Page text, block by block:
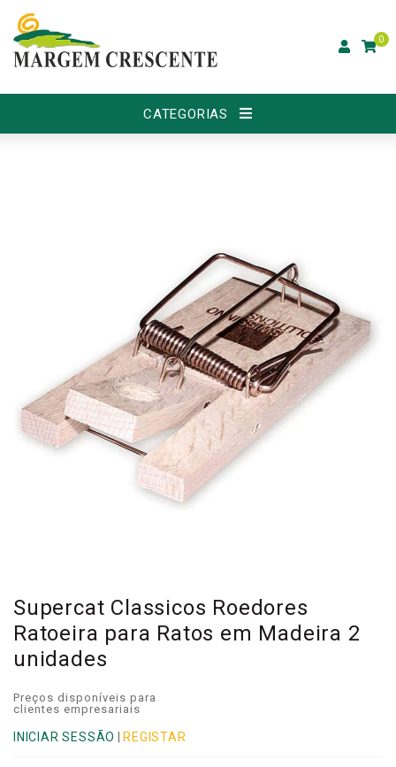
0
CATEGORIAS
Supercat Classicos Roedores
Ratoeira para Ratos em Madeira 2
unidades
Preços disponíveis para
clientes empresariais
INICIAR SESSÃO REGISTAR